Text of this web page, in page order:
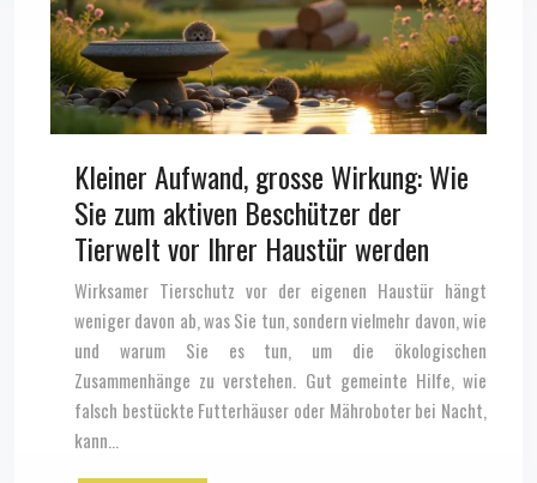
Kleiner Aufwand, grosse Wirkung: Wie
Sie zum aktiven Beschützer der
Tierwelt vor Ihrer Haustür werden
Wirksamer Tierschutz vor der eigenen Haustür hängt
weniger davon ab, was Sie tun, sondern vielmehr davon, wie
und warum Sie es tun, um die ökologischen
Zusammenhänge zu verstehen. Gut gemeinte Hilfe, wie
falsch bestückte Futterhäuser oder Mähroboter bei Nacht,
kann…